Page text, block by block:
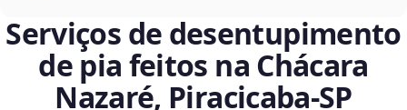
Serviços de desentupimento
de pia feitos na Chácara
Nazaré, Piracicaba‑SP